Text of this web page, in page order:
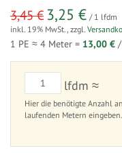
sonderangebot
3,45 € 3,25 € / 1 lfdm
inkl. 19% MwSt., zzgl.
1 PE ≈ 4 Meter = 13,00 €
lfdm ≈
Hier die benötigte Anzahl an
laufenden Metern eingeben.